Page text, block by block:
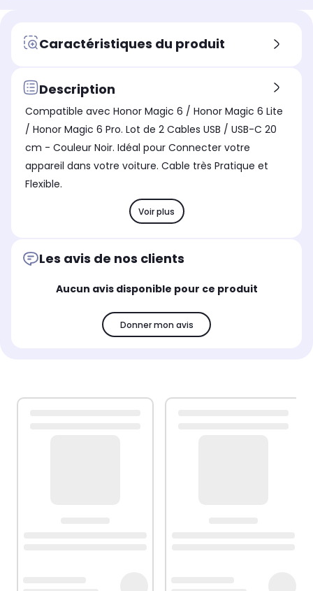
Caractéristiques du produit
Description
Compatible avec Honor Magic 6 / Honor Magic 6 Lite
/ Honor Magic 6 Pro. Lot de 2 Cables USB / USB-C 20
cm - Couleur Noir. Idéal pour Connecter votre
appareil dans votre voiture. Cable très Pratique et
Flexible.
Voir plus
Les avis de nos clients
Aucun avis disponible pour ce produit
Donner mon avis